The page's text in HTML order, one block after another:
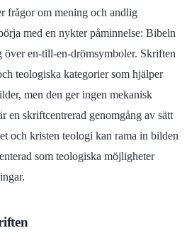
frågor om mening och andlig
med en nykter påminnelse: Bibeln
över en-till-en-drömsymboler. Skriften
teologiska kategorier som hjälper
men den ger ingen mekanisk
en skriftcentrerad genomgång av sätt
och kristen teologi kan rama in bilden
som teologiska möjligheter